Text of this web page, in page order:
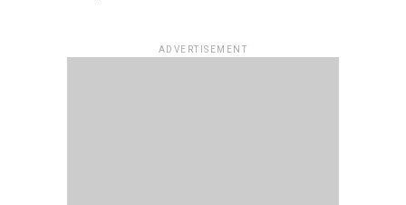
ADVERTISEMENT